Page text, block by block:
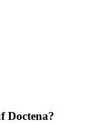
Doctena?